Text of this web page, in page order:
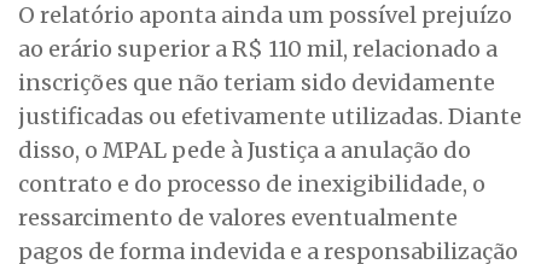
O relatório aponta ainda um possível prejuízo
ao erário superior a R$ 110 mil, relacionado a
inscrições que não teriam sido devidamente
justificadas ou efetivamente utilizadas. Diante
disso, o MPAL pede à Justiça a anulação do
contrato e do processo de inexigibilidade, o
ressarcimento de valores eventualmente
pagos de forma indevida e a responsabilização